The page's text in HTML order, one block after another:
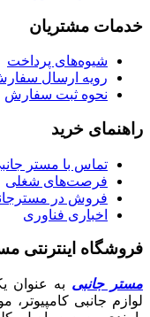
خدمات مشتریان
شیوه‌های پرداخت
رویه ارسال
نحوه ثبت سفارش
راهنمای خرید
تماس با مستر
فرصت‌های شغلی
فروش در
اخباری فناوری
فروشگاه اینترنتی
مستر جانبی به عنوان
لوازم جانبی کامپیوتر،